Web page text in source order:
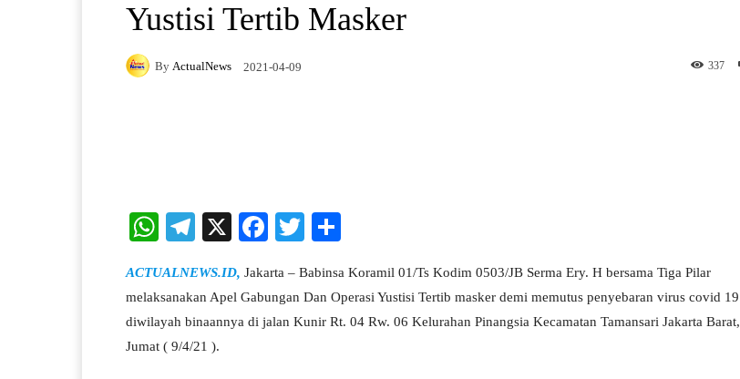
Yustisi Tertib Masker
By ActualNews 2021-04-09 337
W
ts
A
pp
Te
gr
a
m
X
Fa
bo
ok
T
tte
r
re
ACTUALNEWS.ID, Jakarta – Babinsa Koramil 01/Ts Kodim 0503/JB Serma Ery. H bersama Tiga Pilar
melaksanakan Apel Gabungan Dan Operasi Yustisi Tertib masker demi memutus penyebaran virus covid 19
diwilayah binaannya di jalan Kunir Rt. 04 Rw. 06 Kelurahan Pinangsia Kecamatan Tamansari Jakarta Barat,
Jumat ( 9/4/21 ).